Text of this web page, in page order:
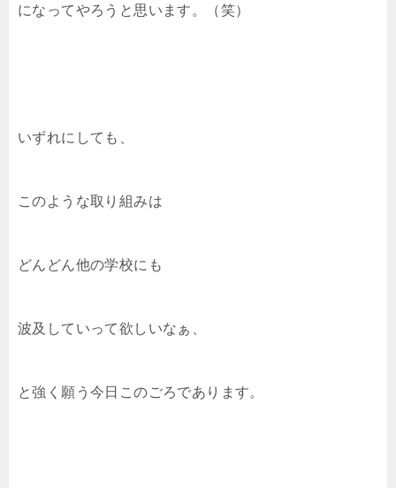
になってやろうと思います。（笑）
いずれにしても、
このような取り組みは
どんどん他の学校にも
波及していって欲しいなぁ、
と強く願う今日このごろであります。